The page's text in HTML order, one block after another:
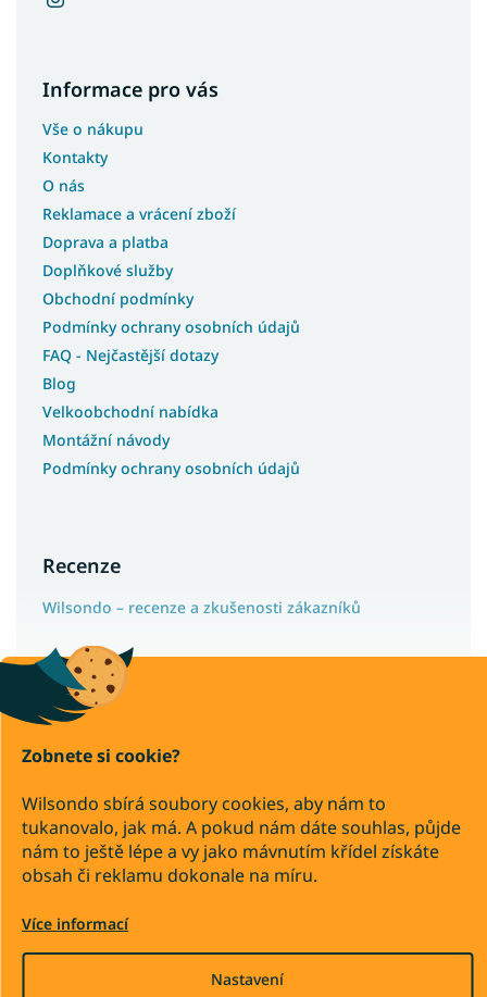
Zobnete si cookie?
Wilsondo sbírá soubory cookies, aby nám to
tukanovalo, jak má. A pokud nám dáte souhlas, půjde
nám to ještě lépe a vy jako mávnutím křídel získáte
obsah či reklamu dokonale na míru.
Více informací
Nastavení
Informace pro vás
Vše o nákupu
Kontakty
O nás
Reklamace a vrácení zboží
Doprava a platba
Doplňkové služby
Obchodní podmínky
Podmínky ochrany osobních údajů
FAQ - Nejčastější dotazy
Blog
Velkoobchodní nabídka
Montážní návody
Podmínky ochrany osobních údajů
Recenze
Wilsondo – recenze a zkušenosti zákazníků
Převod Dobírka
Vytvořil Shoptet Premium
Copyright 2026
Wilsondo.cz
. Všechna práva vyhrazena.
Upravit nastavení cookies